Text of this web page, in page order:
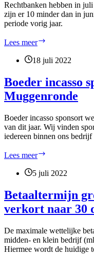
Rechtbanken hebben in
zijn er 10 minder dan in
periode vorig jaar.
Lees meer
uitgesproken
juli
2022
18 juli 2022
Boeder incasso
Muggenronde
Boeder incasso sponsort
van dit jaar. Wij vinden
iedereen binnen ons
Lees meer
sponsor
Haarlemse
Muggenronde
5 juli 2022
Betaaltermijn
verkort naar 30
De maximale wettelijke
midden- en klein bedrijf
Hiermee wordt de huidige